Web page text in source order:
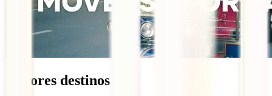
Mejores destinos